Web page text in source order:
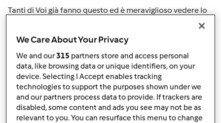
Tanti di Voi già fanno questo ed è meraviglioso vedere lo
scambio, l’amicizia e lo spirito positivo che nascono da
questi comportamenti.
Rinnoviamo quindi l’invito all’attenzione e,ricordiamo
che, come per le ricette,anche le foto devono essere
originali(non scaricate dalla rete/fotografate da riviste
ecc ma scattate alla propria preparazione).
We Care About Your Privacy
We and our315 partners store and access personal
data, like browsing data or unique identifiers, on your
device. Selecting I Accept enables tracking
technologies to support the purposes shown under we
and our partners process data to provide. If trackers are
disabled, some content and ads you see may not be as
relevant to you. You can resurface this menu to change